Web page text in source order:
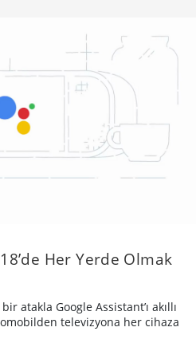
Her Yerde Olmak
atakla Google Assistant’ı akıllı
televizyona her cihaza